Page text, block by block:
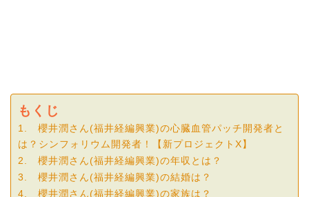
もくじ
1. 櫻井潤さん(福井経編興業)の心臓血管パッチ開発者と
は？シンフォリウム開発者！【新プロジェクトX】
2. 櫻井潤さん(福井経編興業)の年収とは？
3. 櫻井潤さん(福井経編興業)の結婚は？
4. 櫻井潤さん(福井経編興業)の家族は？